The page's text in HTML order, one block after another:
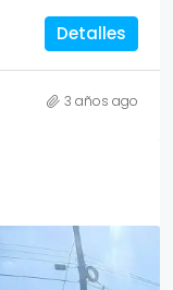
Detalles
3 años ago